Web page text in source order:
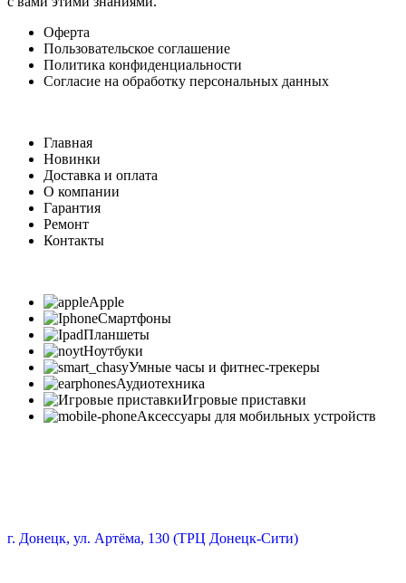
Оферта
Пользовательское соглашение
Политика конфиденциальности
Согласие на обработку персональных данных
Главная
Новинки
Доставка и оплата
О компании
Гарантия
Ремонт
Контакты
Apple
Смартфоны
Планшеты
Ноутбуки
Умные часы и фитнес-трекеры
Аудиотехника
Игровые приставки
Аксессуары для мобильных устройств
г. Донецк, ул. Артёма, 130 (ТРЦ Донецк-Сити)